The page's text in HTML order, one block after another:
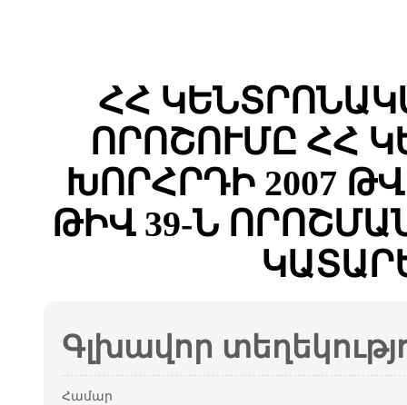
ՀՀ
ՈՐՈՇՈՒՄԸ ՀՀ
ԽՈՐՀՐԴԻ 2007
ԹԻՎ 39-Ն
Գլխավոր
Համար